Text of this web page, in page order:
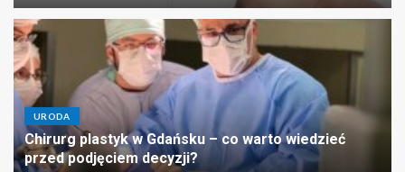
URODA
Chirurg plastyk w Gdańsku – co warto wiedzieć
przed podjęciem decyzji?